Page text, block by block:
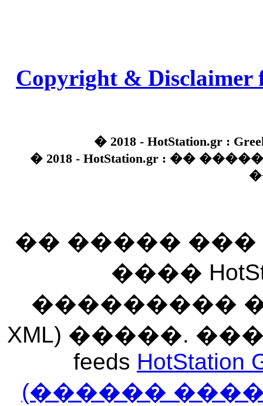
Copyright & Disclaimer
� 2018 - HotStation.gr :
� 2018 - HotStation.gr : ��
�� �����
����
��������� ���
XML) �����.
feeds HotStation
(������